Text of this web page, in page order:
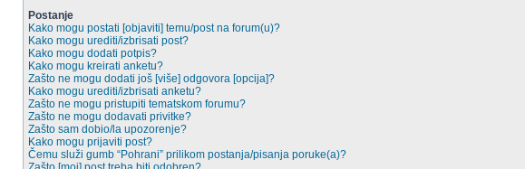
Postanje
Kako mogu postati [objaviti] temu/post na forum(u)?
Kako mogu urediti/izbrisati post?
Kako mogu dodati potpis?
Kako mogu kreirati anketu?
Zašto ne mogu dodati još [više] odgovora [opcija]?
Kako mogu urediti/izbrisati anketu?
Zašto ne mogu pristupiti tematskom forumu?
Zašto ne mogu dodavati privitke?
Zašto sam dobio/la upozorenje?
Kako mogu prijaviti post?
Čemu služi gumb “Pohrani” prilikom postanja/pisanja poruke(a)?